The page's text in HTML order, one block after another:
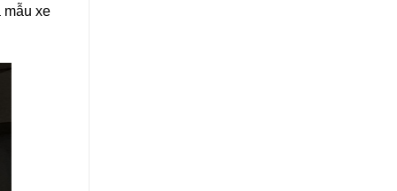
mẫu xe